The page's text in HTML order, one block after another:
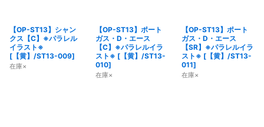
【OP-ST13】シャン
クス【C】※パラレル
イラスト※
[ 【黄】/ST13-009]
在庫×
【OP-ST13】ポート
ガス・D・エース
【C】※パラレルイラ
スト※ [【黄】/ST13-
010]
在庫×
【OP-ST13】ポート
ガス・D・エース
【SR】※パラレルイラ
スト※ [【黄】/ST13-
011]
在庫×